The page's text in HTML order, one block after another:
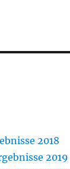
2018
2019